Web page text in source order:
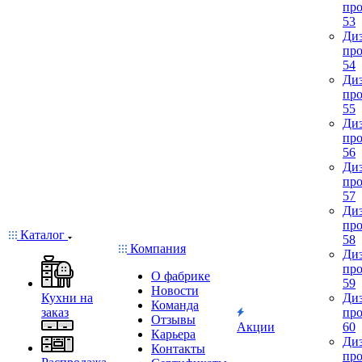
Каталог
Кухни на
заказ
Компания
О фабрике
Новости
Команда
Отзывы
Карьера
Контакты
Акции
53
54
55
56
57
58
59
60